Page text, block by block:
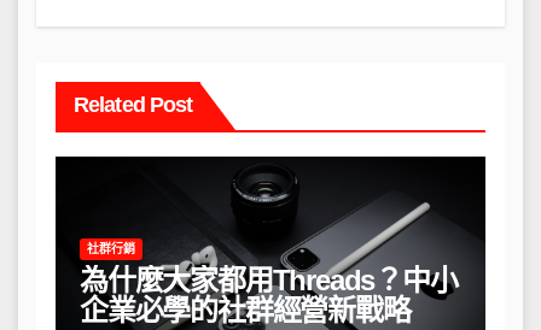
Related Post
社群行銷
為什麼大家都用Threads？中小
企業必學的社群經營新戰略